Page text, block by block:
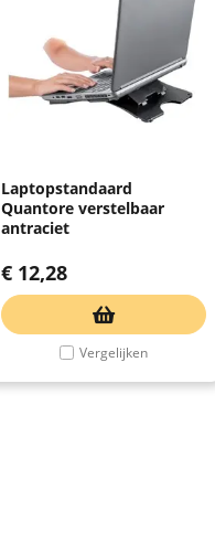
Laptopstandaard
Quantore verstelbaar
antraciet
€ 12,28
Vergelijken